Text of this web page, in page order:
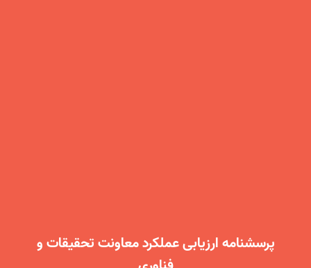
پرسشنامه ارزیابی عملکرد معاونت تحقیقات و